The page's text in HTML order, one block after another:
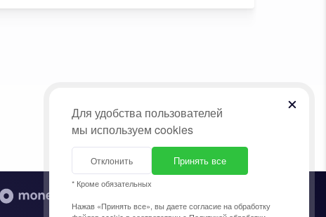
Для удобства пользователей
мы используем cookies
Отклонить
* Кроме обязательных
Принять все
Нажав «Принять все», вы даете согласие на обработку